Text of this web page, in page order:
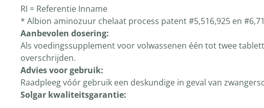
RI = Referentie Inname
* Albion aminozuur chelaat process patent #5,516,925 en
Aanbevolen dosering:
Als voedingssupplement voor volwassenen één tot twee
overschrijden.
Advies voor gebruik:
Raadpleeg vóór gebruik een deskundige in geval van
Solgar kwaliteitsgarantie: